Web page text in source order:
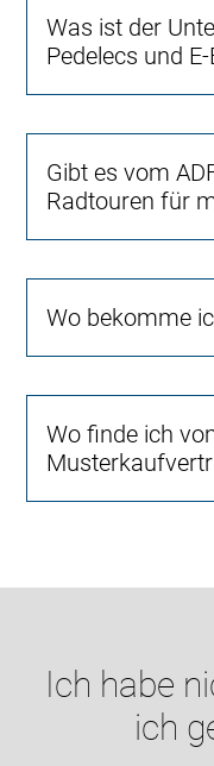
Was ist der
Pedelecs und
Gibt es vom
Radtouren für
Wo bekomme
Wo finde ich
Ich habe
ich